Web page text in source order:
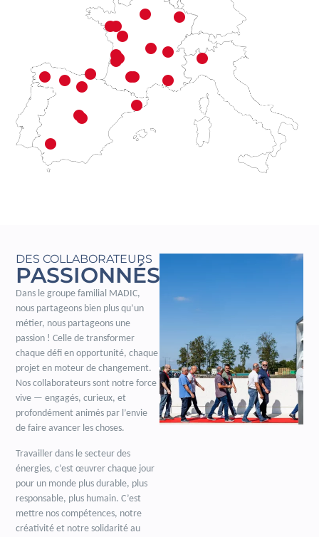
DES COLLABORATEURS
PASSIONNÉS
Dans le groupe familial MADIC,
nous partageons bien plus qu’un
métier, nous partageons une
passion ! Celle de transformer
chaque défi en opportunité, chaque
projet en moteur de changement.
Nos collaborateurs sont notre force
vive — engagés, curieux, et
profondément animés par l’envie
de faire avancer les choses.
Travailler dans le secteur des
énergies, c’est œuvrer chaque jour
pour un monde plus durable, plus
responsable, plus humain. C’est
mettre nos compétences, notre
créativité et notre solidarité au